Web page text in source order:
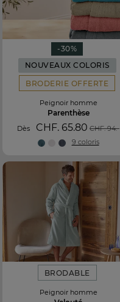
-30%
NOUVEAUX COLORIS
BRODERIE OFFERTE
Peignoir homme
Parenthèse
Dès CHF. 65.80 CHF. 94.-
9 coloris
BRODABLE
Peignoir homme